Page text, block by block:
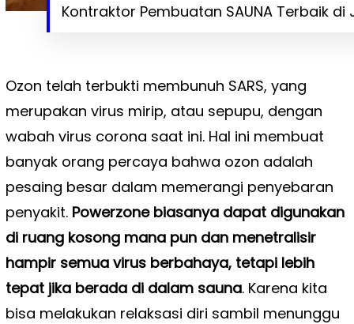
Kontraktor Pembuatan SAUNA Terbaik
Ozon telah terbukti membunuh SARS, yang
merupakan virus mirip, atau sepupu, dengan
wabah virus corona saat ini. Hal ini membuat
banyak orang percaya bahwa ozon adalah
pesaing besar dalam memerangi penyebaran
penyakit. Powerzone biasanya dapat digunakan
di ruang kosong mana pun dan menetralisir
hampir semua virus berbahaya, tetapi lebih
tepat jika berada di dalam sauna. Karena kita
bisa melakukan relaksasi diri sambil menunggu